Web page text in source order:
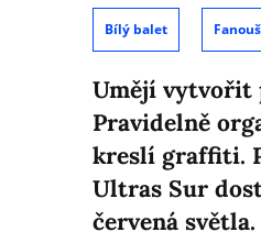
Bílý balet
Umějí vytvořit
Pravidelně
kreslí graffiti.
Ultras Sur
červená světla.